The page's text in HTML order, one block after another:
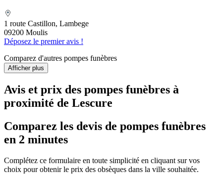
1 route Castillon, Lambege
09200 Moulis
Déposez le premier avis !
Comparez d'autres pompes funèbres
Afficher plus
Avis et prix des pompes funèbres à
proximité de Lescure
Comparez les devis de pompes funèbres
en 2 minutes
Complétez ce formulaire en toute simplicité en cliquant sur vos
choix pour obtenir le prix des obsèques dans la ville souhaitée.